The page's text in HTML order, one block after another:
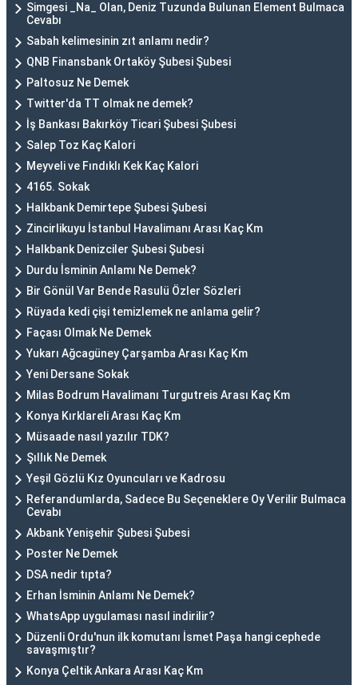
Simgesi _Na_ Olan, Deniz Tuzunda Bulunan Element Bulmaca
Cevabı
Sabah kelimesinin zıt anlamı nedir?
QNB Finansbank Ortaköy Şubesi Şubesi
Paltosuz Ne Demek
Twitter'da TT olmak ne demek?
İş Bankası Bakırköy Ticari Şubesi Şubesi
Salep Toz Kaç Kalori
Meyveli ve Fındıklı Kek Kaç Kalori
4165. Sokak
Halkbank Demirtepe Şubesi Şubesi
Zincirlikuyu İstanbul Havalimanı Arası Kaç Km
Halkbank Denizciler Şubesi Şubesi
Durdu İsminin Anlamı Ne Demek?
Bir Gönül Var Bende Rasulü Özler Sözleri
Rüyada kedi çişi temizlemek ne anlama gelir?
Façası Olmak Ne Demek
Yukarı Ağcagüney Çarşamba Arası Kaç Km
Yeni Dersane Sokak
Milas Bodrum Havalimanı Turgutreis Arası Kaç Km
Konya Kırklareli Arası Kaç Km
Müsaade nasıl yazılır TDK?
Şıllık Ne Demek
Yeşil Gözlü Kız Oyuncuları ve Kadrosu
Referandumlarda, Sadece Bu Seçeneklere Oy Verilir Bulmaca
Cevabı
Akbank Yenişehir Şubesi Şubesi
Poster Ne Demek
DSA nedir tıpta?
Erhan İsminin Anlamı Ne Demek?
WhatsApp uygulaması nasıl indirilir?
Düzenli Ordu'nun ilk komutanı İsmet Paşa hangi cephede
savaşmıştır?
Konya Çeltik Ankara Arası Kaç Km